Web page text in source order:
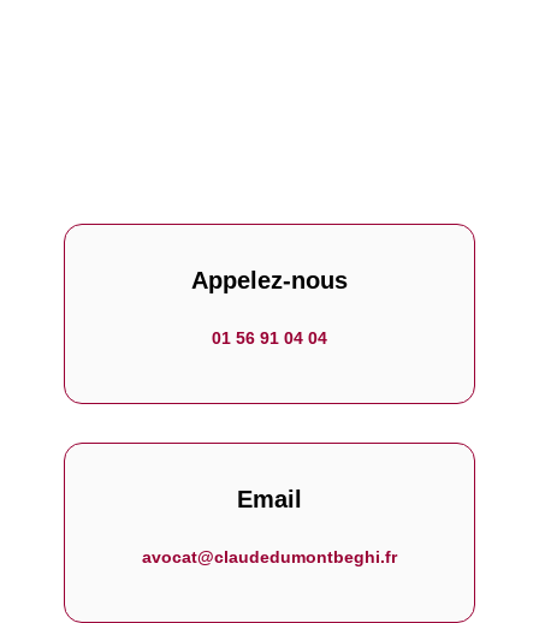
Appelez-nous
01 56 91 04 04
Email
avocat@claudedumontbeghi.fr